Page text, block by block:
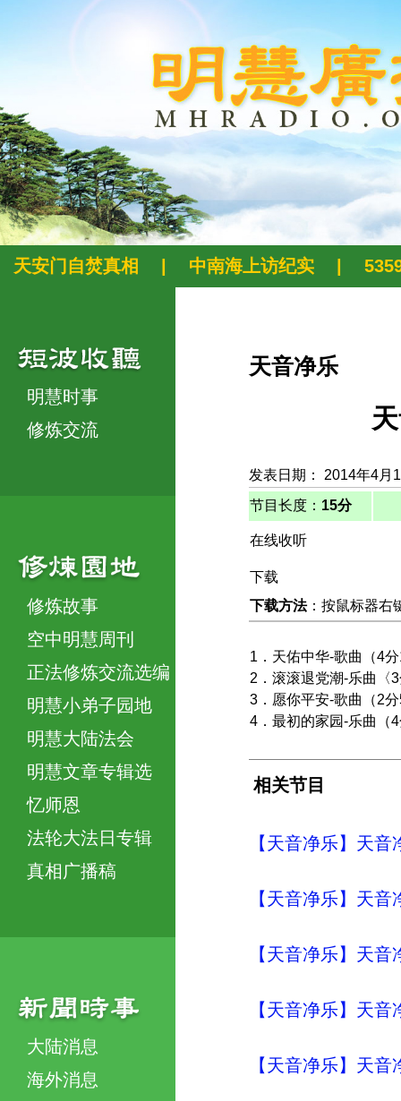
天安门自焚真相 中南海上访纪实
明慧时事
修炼交流
修炼故事
空中明慧周刊
正法修炼交流选编
明慧小弟子园地
明慧大陆法会
明慧文章专辑选
忆师恩
法轮大法日专辑
真相广播稿
大陆消息
海外消息
天音净乐
发表日期： 2014年4月
节目长度： 15分
在线收听
下载
下载方法：按鼠标器右
1．天佑中华-歌曲（4
2．滚滚退党潮-乐曲〈
3．愿你平安-歌曲（2
4．最初的家园-乐曲（
相关节目
【天音净乐】天
【天音净乐】天
【天音净乐】天
【天音净乐】天
【天音净乐】天